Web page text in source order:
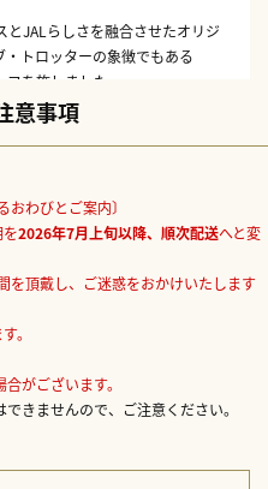
JALらしさを融合させたオリジ
トロッターの象徴でもある
を施しました。
意事項
おわびとご案内〕
2026年7月上旬以降、順次配送へと変
を頂戴し、ご迷惑をおかけいたします
。
がございます。
きませんので、ご注意ください。